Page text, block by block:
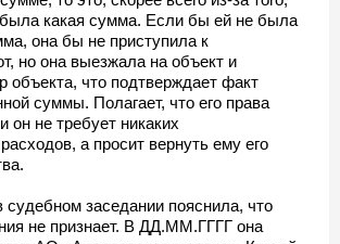
какая сумма. Если бы ей не была
она бы не приступила к
но она выезжала на объект и
объекта, что подтверждает факт
суммы. Полагает, что его права
не требует никаких
а просит вернуть ему его
заседании пояснила, что
не признает. В ДД.ММ.ГГГГ она